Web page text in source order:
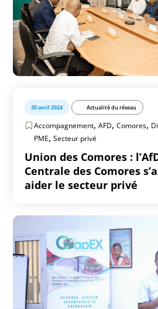
30 avril 2024 Actualité du réseau
Accompagnement,AFD,Comores,
PME,Secteur privé
Union des Comores :
Centrale des Comores
aider le secteur privé